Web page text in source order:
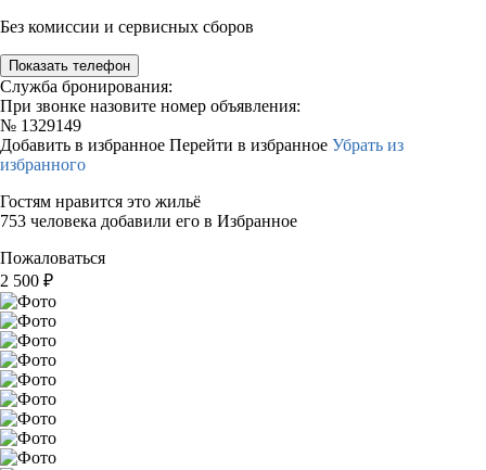
Без комиссии и сервисных сборов
Показать телефон
Служба бронирования:
При звонке назовите номер объявления:
№ 1329149
Добавить в избранное Перейти в избранное Убрать из
избранного
Гостям нравится это жильё
753 человека добавили его в Избранное
Пожаловаться
2 500 ₽